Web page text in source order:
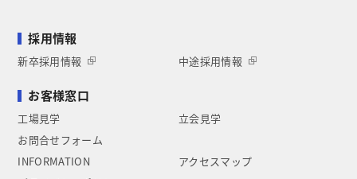
採用情報
新卒採用情報 中途採用情報
お客様窓口
工場見学
立会見学
お問合せフォーム
INFORMATION
アクセスマップ